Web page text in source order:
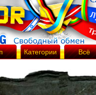
Категории Всё